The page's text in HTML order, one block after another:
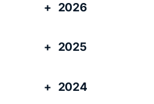
2026
2025
2024